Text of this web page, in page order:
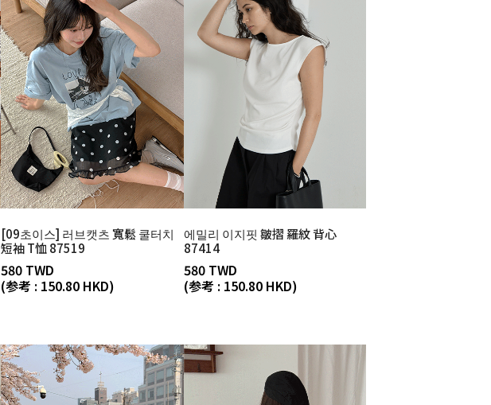
[09초이스] 러브캣츠 寬鬆 쿨터치
短袖 T恤 87519
580 TWD
(参考 : 150.80 HKD)
에밀리 이지핏 皺摺 羅紋 背心
87414
580 TWD
(参考 : 150.80 HKD)